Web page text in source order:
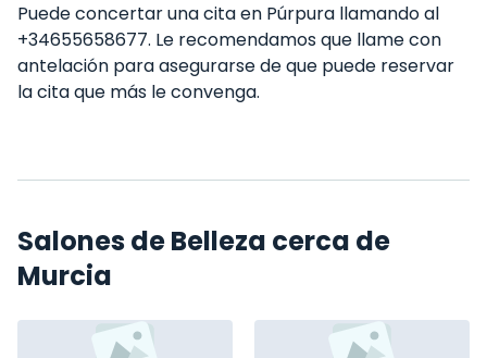
Puede concertar una cita en Púrpura llamando al
+34655658677. Le recomendamos que llame con
antelación para asegurarse de que puede reservar
la cita que más le convenga.
Salones de Belleza cerca de
Murcia